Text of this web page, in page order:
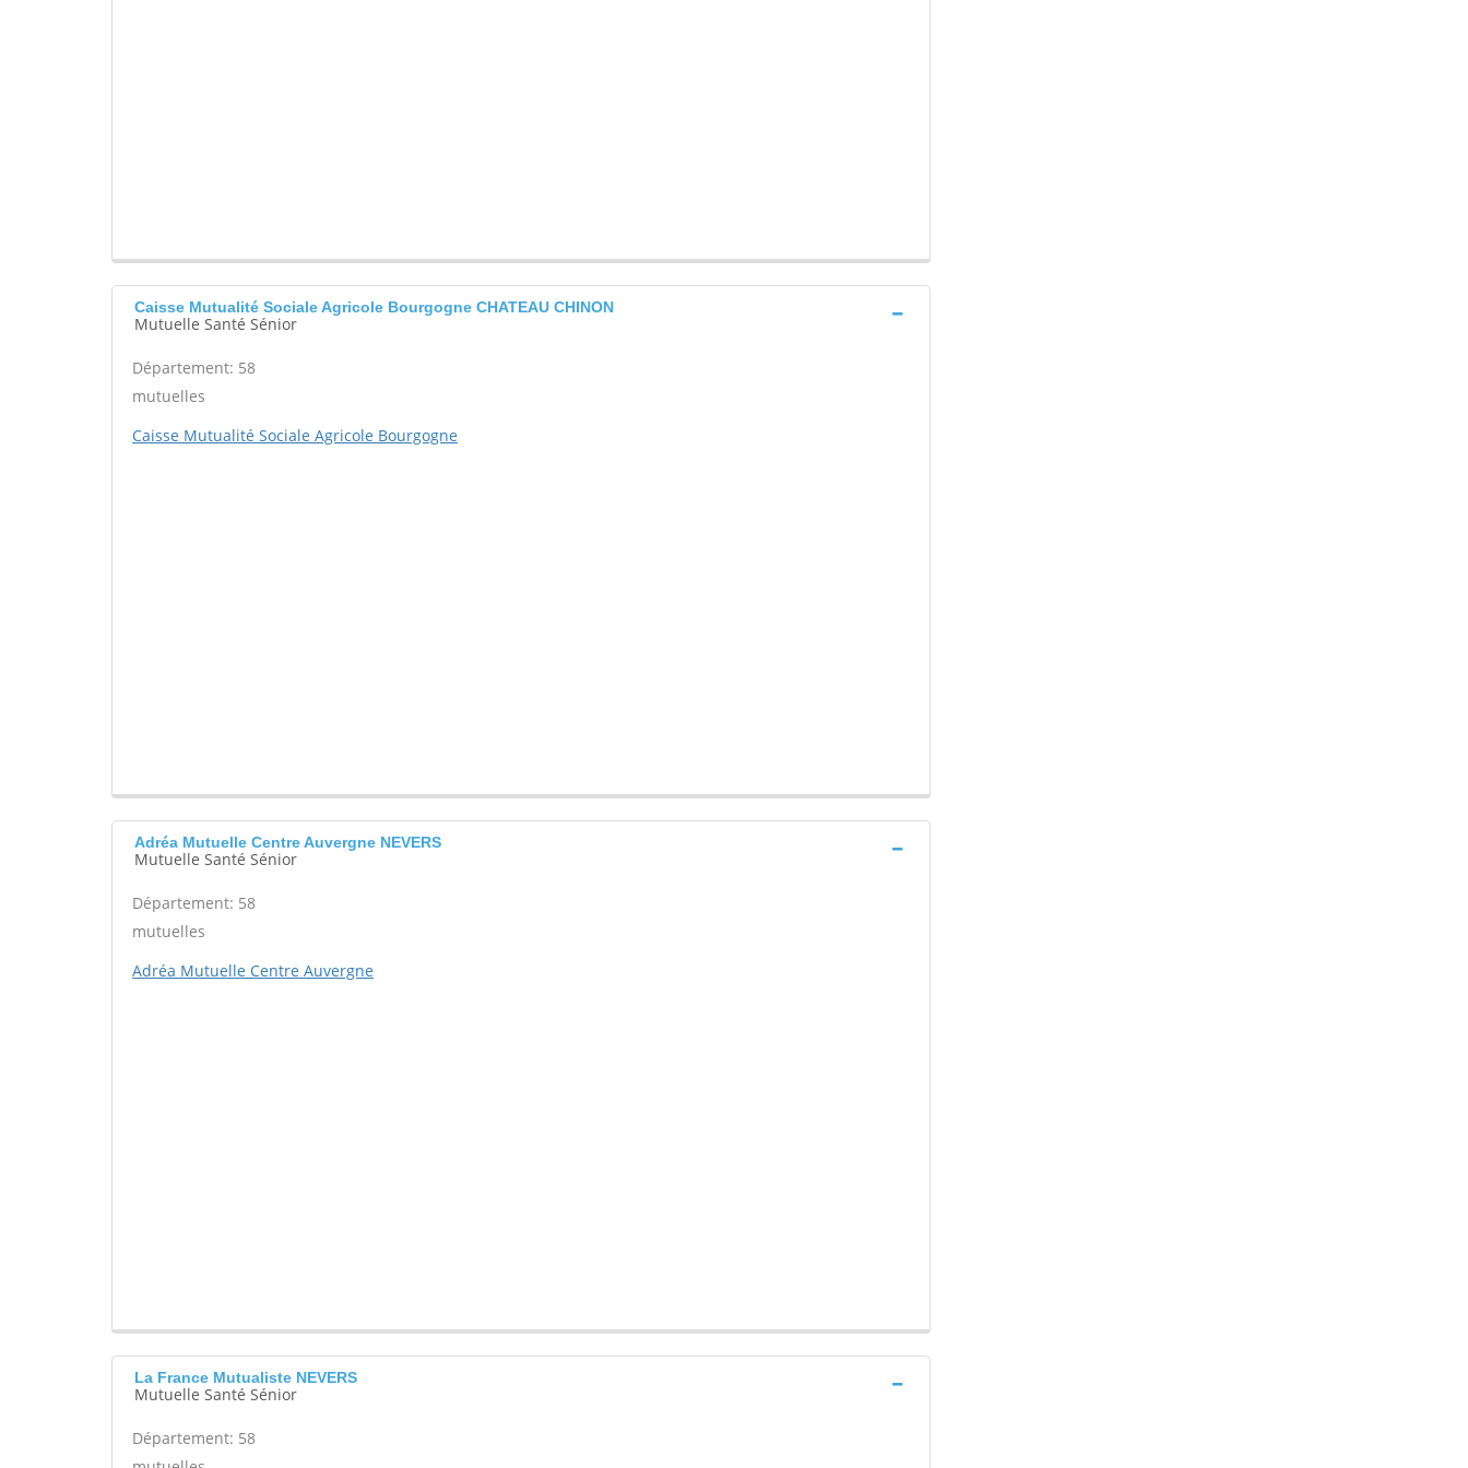
Caisse Mutualité Sociale Agricole Bourgogne CHATEAU CHINON
Mutuelle Santé Sénior
Département: 58
mutuelles
Caisse Mutualité Sociale Agricole Bourgogne
Adréa Mutuelle Centre Auvergne NEVERS
Mutuelle Santé Sénior
Département: 58
mutuelles
Adréa Mutuelle Centre Auvergne
La France Mutualiste NEVERS
Mutuelle Santé Sénior
Département: 58